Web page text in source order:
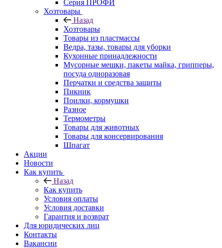
Серия ПРОФИ
Хозтовары
Назад
Хозтовары
Товары из пластмассы
Ведра, тазы, товары для уборки
Кухонные принадлежности
Мусорные мешки, пакеты майка, грипперы,
посуда одноразовая
Перчатки и средства защиты
Пикник
Поилки, кормушки
Разное
Термометры
Товары для животных
Товары для консервирования
Шпагат
Акции
Новости
Как купить
Назад
Как купить
Условия оплаты
Условия доставки
Гарантия и возврат
Для юридических лиц
Контакты
Вакансии